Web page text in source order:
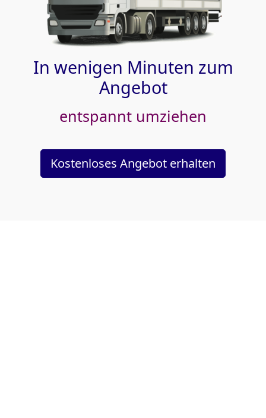
In wenigen Minuten zum
Angebot
entspannt umziehen
Kostenloses Angebot erhalten